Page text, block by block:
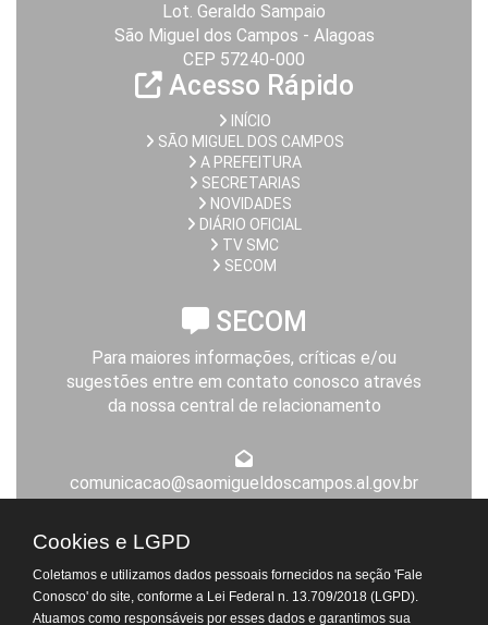
Atendimento Virtual do
Departamento de Tributos
Lot. Geraldo Sampaio
São Miguel dos Campos - Alagoas
CEP 57240-000
Acesso Rápido
INÍCIO
SÃO MIGUEL DOS CAMPOS
A PREFEITURA
SECRETARIAS
NOVIDADES
DIÁRIO OFICIAL
TV SMC
SECOM
SECOM
Para maiores informações, críticas e/ou
sugestões entre em contato conosco através
da nossa central de relacionamento
comunicacao@saomigueldoscampos.al.gov.br
Expediente da Prefeitura
Cookies e LGPD
Coletamos e utilizamos dados pessoais fornecidos na seção 'Fale
Conosco' do site, conforme a Lei Federal n. 13.709/2018 (LGPD).
Atuamos como responsáveis por esses dados e garantimos sua